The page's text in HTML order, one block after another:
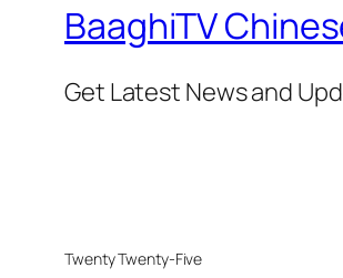
BaaghiTV
Get Latest News and
Twenty Twenty-Five